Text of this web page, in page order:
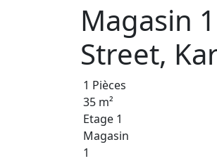
Magasin
Street,
1 Pièces
35 m²
Etage 1
Magasin
1